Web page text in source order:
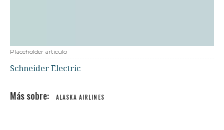
Placeholder articulo
Schneider Electric
ALASKA AIRLINES